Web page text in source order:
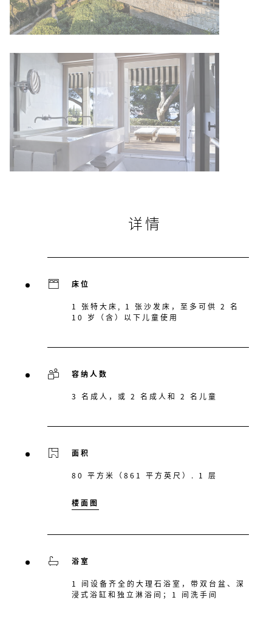
详情
床位
1 张特大床, 1 张沙发床，至多可供 2 名
10 岁（含）以下儿童使用
容纳人数
3 名成人，或 2 名成人和 2 名儿童
面积
80 平方米（861 平方英尺）. 1 层
楼面图
浴室
1 间设备齐全的大理石浴室，带双台盆、深
浸式浴缸和独立淋浴间；1 间洗手间